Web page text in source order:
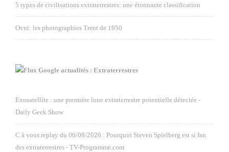
5 types de civilisations extraterrestres: une étonnante classification
Ovni: les photographies Trent de 1950
Google actualités : Extraterrestres
Exosatellite : une première lune extraterrestre potentielle détectée -
Daily Geek Show
C à vous replay du 06/08/2026 : Pourquoi Steven Spielberg est si fan
des extraterrestres - TV-Programme.com